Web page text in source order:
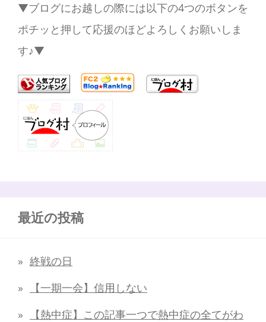
▼ブログにお越しの際には以下の4つのボタンを
ポチッと押して応援のほどよろしくお願いしま
す♪▼
最近の投稿
終戦の日
【一期一会】信用しない
【熱中症】この記事一つで熱中症の全てがわ